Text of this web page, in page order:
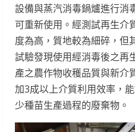
設備與蒸汽消毒鍋爐進行消
可重新使用。經測試再生介
度為高，質地較為細碎，但
試驗發現使用經消毒後之再
產之農作物收穫品質與新介
加3成以上介質利用效率，
少種苗生產過程的廢棄物。